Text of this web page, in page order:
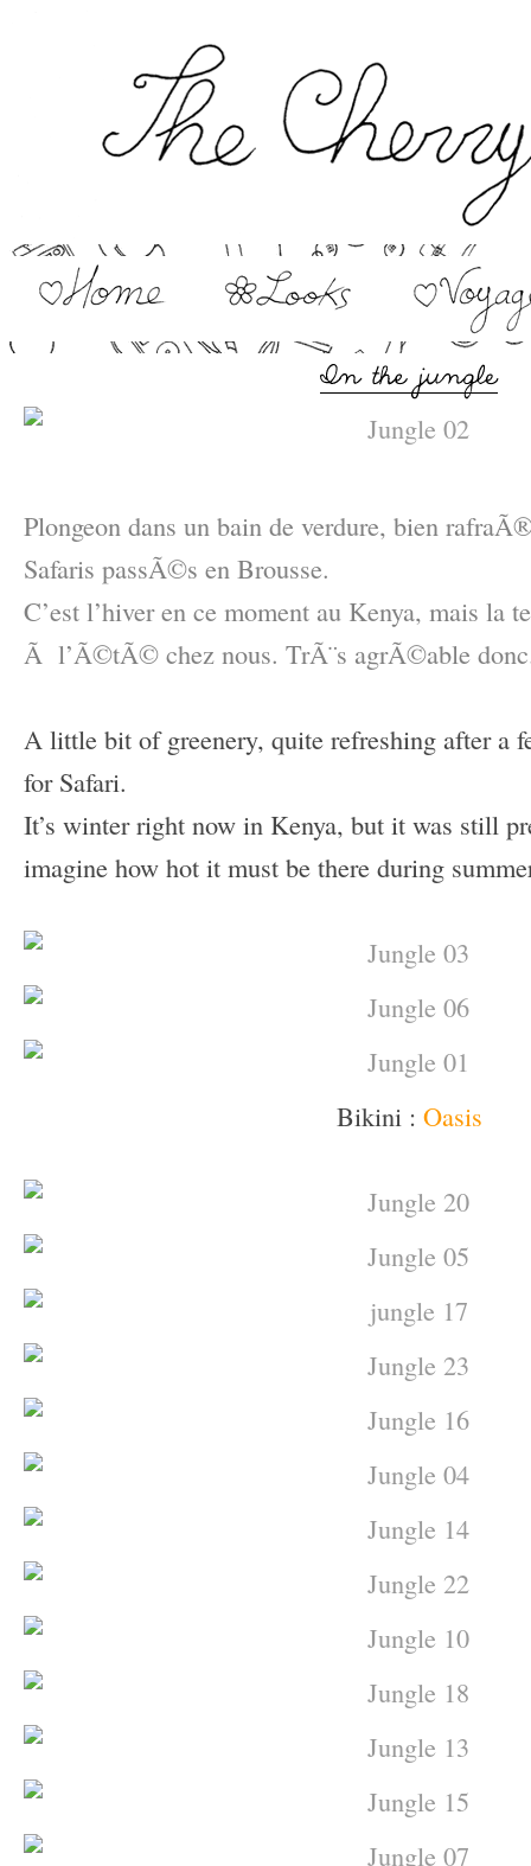
Plongeon dans un bain de verdure, bien
Safaris passÃ©s en Brousse.
C’est l’hiver en ce moment au Kenya, mais la
Ã l’Ã©tÃ© chez nous. TrÃ¨s agrÃ©able
A little bit of greenery, quite refreshing after a
for Safari.
It’s winter right now in Kenya, but it was still
imagine how hot it must be there during
Bikini : Oasis